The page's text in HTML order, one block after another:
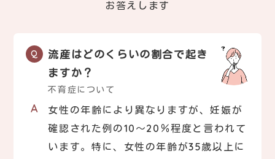
お答えします
流産はどのくらいの割合で起き
ますか？
不育症について
女性の年齢により異なりますが、妊娠が
確認された例の10～20％程度と言われて
います。特に、女性の年齢が35歳以上に